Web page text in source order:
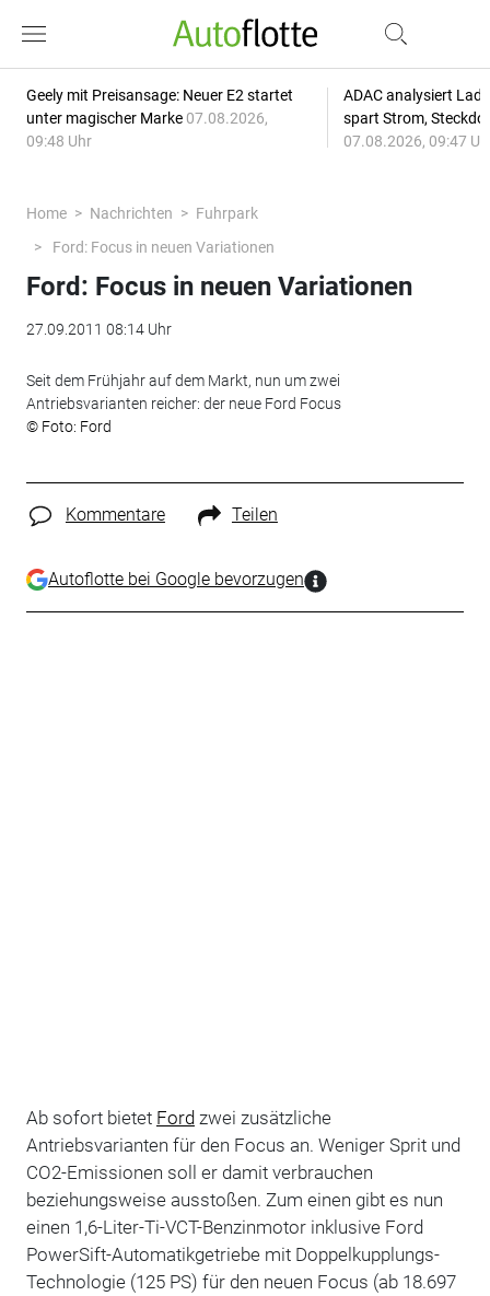
Geely mit Preisansage: Neuer E2 startet
unter magischer Marke 07.08.2026,
09:48 Uhr
ADAC analysiert
spart Strom,
07.08.2026, 09:47
Home Nachrichten
Fuhrpark
Ford: Focus in neuen Variationen
Ford: Focus in neuen Variationen
27.09.2011 08:14 Uhr
Seit dem Frühjahr auf dem Markt, nun um zwei
Antriebsvarianten reicher: der neue Ford Focus
© Foto: Ford
Kommentare Teilen
Autoflotte bei Google bevorzugen
Ab sofort bietet Fordzwei zusätzliche
Antriebsvarianten für den Focus an. Weniger Sprit und
CO2-Emissionen soll er damit verbrauchen
beziehungsweise ausstoßen. Zum einen gibt es nun
einen 1,6-Liter-Ti-VCT-Benzinmotor inklusive Ford
PowerSift-Automatikgetriebe mit Doppelkupplungs-
Technologie (125 PS) für den neuen Focus (ab 18.697